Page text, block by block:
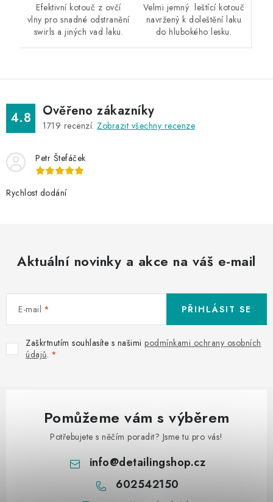
Efektivní kotouč z ovčí
vlny pro snadné odstranění
swirls a jiných vad laku.
Velmi jemný leštící kotouč
navržený k doleštění laku
do hlubokého lesku.
4.8 Ověřeno zákazníky
1719 recenzí. Zobrazit všechny recenze
Petr Štefáček
Rychlost dodání
Aktuální novinky a akce na váš e-mail
E-mail
Zaškrtnutím souhlasíte s našimi podmínkami ochrany osobních
údajů.
PŘIHLÁSIT SE
Pomůžeme vám s výběrem
Potřebujete s něčím poradit? Jsme tu pro vás!
info@detailingshop.cz
602542150